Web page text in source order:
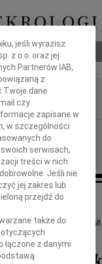
żalem zawiadamiamy,
2014 roku zmarł w wieku
jeśli wyrazisz
z o.o. oraz jej
Partnerów IAB,
z
Twoje dane
czy
zapisane w
w szczególności
do
serwisach,
treści w nich
Jeśli nie
jej zakres lub
przejdź do
także do
łączone z danymi